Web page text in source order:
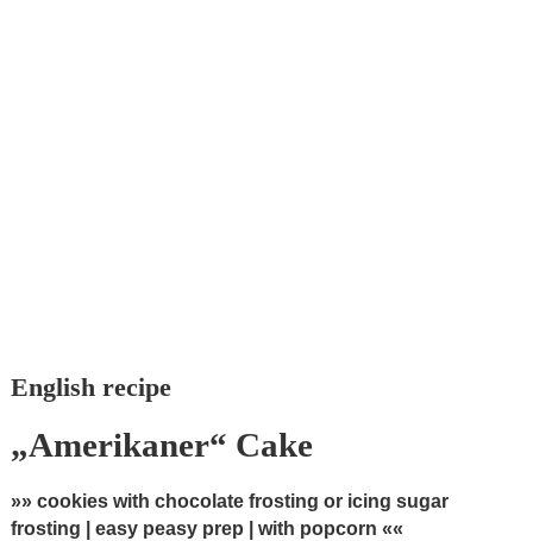
English recipe
„Amerikaner“ Cake
»» cookies with chocolate frosting or icing sugar
frosting | easy peasy prep | with popcorn ««